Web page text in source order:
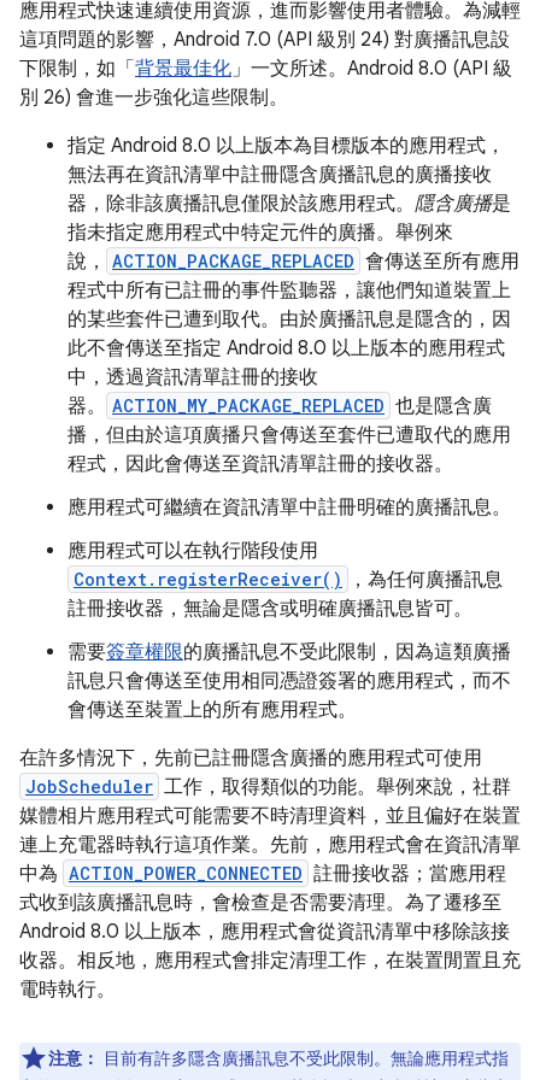
應用程式快速連續使用資源，進而影響使用者體驗。為減輕
這項問題的影響，Android 7.0 (API 級別 24) 對廣播訊息設
下限制，如「 背景最佳化」一文所述。Android 8.0 (API 級
別 26) 會進一步強化這些限制。
指定 Android 8.0 以上版本為目標版本的應用程式，
無法再在資訊清單中註冊隱含廣播訊息的廣播接收
器，除非該廣播訊息僅限於該應用程式。 隱含廣播是
指未指定應用程式中特定元件的廣播。舉例來
說，
ACTION_PACKAGE_REPLACED 會傳送至所有應用
程式中所有已註冊的事件監聽器，讓他們知道裝置上
的某些套件已遭到取代。由於廣播訊息是隱含的，因
此不會傳送至指定 Android 8.0 以上版本的應用程式
中，透過資訊清單註冊的接收
器。
ACTION_MY_PACKAGE_REPLACED 也是隱含廣
播，但由於這項廣播只會傳送至套件已遭取代的應用
程式，因此會傳送至資訊清單註冊的接收器。
應用程式可繼續在資訊清單中註冊明確的廣播訊息。
應用程式可以在執行階段使用
Context.registerReceiver()
，為任何廣播訊息
註冊接收器，無論是隱含或明確廣播訊息皆可。
需要簽章權限的廣播訊息不受此限制，因為這類廣播
訊息只會傳送至使用相同憑證簽署的應用程式，而不
會傳送至裝置上的所有應用程式。
在許多情況下，先前已註冊隱含廣播的應用程式可使用
JobScheduler 工作，取得類似的功能。舉例來說，社群
媒體相片應用程式可能需要不時清理資料，並且偏好在裝置
連上充電器時執行這項作業。先前，應用程式會在資訊清單
中為 ACTION_POWER_CONNECTED 註冊接收器；當應用程
式收到該廣播訊息時，會檢查是否需要清理。為了遷移至
Android 8.0 以上版本，應用程式會從資訊清單中移除該接
收器。相反地，應用程式會排定清理工作，在裝置閒置且充
電時執行。
注意：
目前有許多隱含廣播訊息不受此限制。無論應用程式指